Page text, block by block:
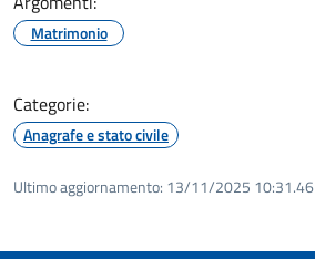
Matrimonio
Categorie:
Anagrafe e stato civile
Ultimo aggiornamento: 13/11/2025 10:31.46